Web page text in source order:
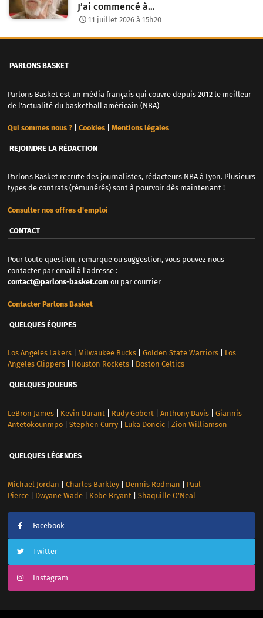
J’ai commencé à…
11 juillet 2026 à 15h20
PARLONS BASKET
Parlons Basket est un média français qui couvre depuis 2012 le meilleur
de l'actualité du basketball américain (NBA)
Qui sommes nous ?| Cookies| Mentions légales
REJOINDRE LA RÉDACTION
Parlons Basket recrute des journalistes, rédacteurs NBA à Lyon. Plusieurs
types de contrats (rémunérés) sont à pourvoir dès maintenant !
Consulter nos offres d'emploi
CONTACT
Pour toute question, remarque ou suggestion, vous pouvez nous
contacter par email à l'adresse :
contact@parlons-basket.com ou par courrier
Contacter Parlons Basket
QUELQUES ÉQUIPES
Los Angeles Lakers| Milwaukee Bucks| Golden State Warriors| Los
Angeles Clippers| Houston Rockets| Boston Celtics
QUELQUES JOUEURS
LeBron James| Kevin Durant Rudy Gobert Anthony Davis| Giannis
Antetokounmpo| Stephen Curry| Luka Doncic| Zion Williamson
QUELQUES LÉGENDES
Michael Jordan Charles Barkley| Dennis Rodman
Paul
Pierce| Dwyane Wade| Kobe Bryant Shaquille O’Neal
Facebook
Twitter
Instagram